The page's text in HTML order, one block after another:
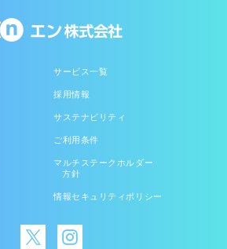
サービス一覧
採用情報
サステナビリティ
ご利用条件
マルチステークホルダー
方針
情報セキュリティポリシー